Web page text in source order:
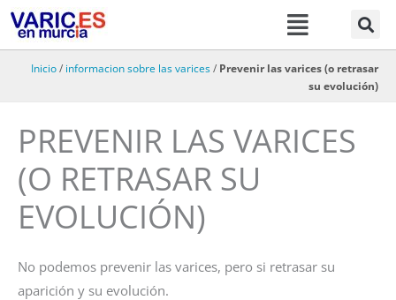
Menú
Inicio/ informacion sobre las varices/ Prevenir las varices (o retrasar
su evolución)
PREVENIR LAS VARICES
(O RETRASAR SU
EVOLUCIÓN)
No podemos prevenir las varices, pero si retrasar su
aparición y su evolución.